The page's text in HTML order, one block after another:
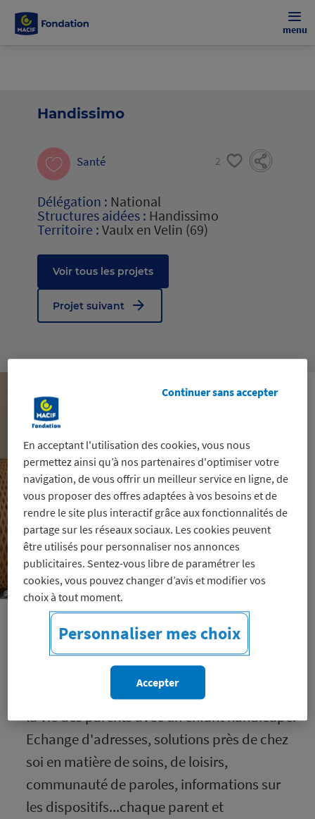
menu
Handissimo
2
Santé
Délégation : National
Structures aidées : Handissimo
Territoire :Vaulx en Velin (69)
Voir tous les projets
Projet suivant
© Handissimo
Développement et essaimage de la
plateforme Handissimo initiée à Lyon. Cette
plateforme collaborative permet de faciliter
la vie des parents avec un enfant handicapé.
Echange d'adresses, solutions près de chez
soi en matière de soins, de loisirs,
communauté de paroles, informations sur
les dispositifs...chaque parent et
En acceptant l'utilisation des cookies, vous nous
permettez ainsi qu’à nos partenaires d'optimiser votre
navigation, de vous offrir un meilleur service en ligne, de
vous proposer des offres adaptées à vos besoins et de
rendre le site plus interactif grâce aux fonctionnalités de
partage sur les réseaux sociaux. Les cookies peuvent
être utilisés pour personnaliser nos annonces
publicitaires. Sentez-vous libre de paramétrer les
cookies, vous pouvez changer d’avis et modifier vos
choix à tout moment.
Personnaliser mes choix
Continuer sans accepter
Accepter